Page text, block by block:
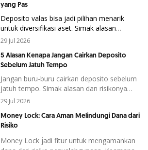
yang Pas
Deposito valas bisa jadi pilihan menarik
untuk diversifikasi aset. Simak alasan
kenapa instrumen
kondisi
29 Jul 2026
5 Alasan Kenapa Jangan Cairkan Deposito
Sebelum Jatuh Tempo
Jangan buru-buru cairkan deposito sebelum
jatuh tempo. Simak alasan dan risikonya
agar keuntungan investasi tetap maksimal.
29 Jul 2026
Money Lock: Cara Aman Melindungi Dana dari
Risiko
Money Lock jadi fitur untuk mengamankan